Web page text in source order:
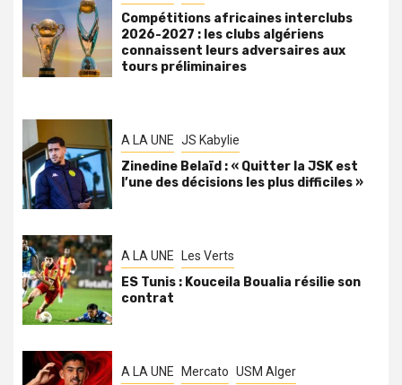
Compétitions africaines interclubs
2026-2027 : les clubs algériens
connaissent leurs adversaires aux
tours préliminaires
A LA UNE JS Kabylie
Zinedine Belaïd : « Quitter la JSK est
l’une des décisions les plus difficiles »
A LA UNE Les Verts
ES Tunis : Kouceila Boualia résilie son
contrat
A LA UNE Mercato USM Alger